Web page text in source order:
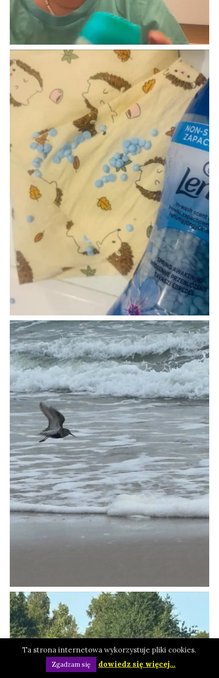
Ta strona internetowa wykorzystuje pliki cookies.
Zgadzam się dowiedz się więcej...